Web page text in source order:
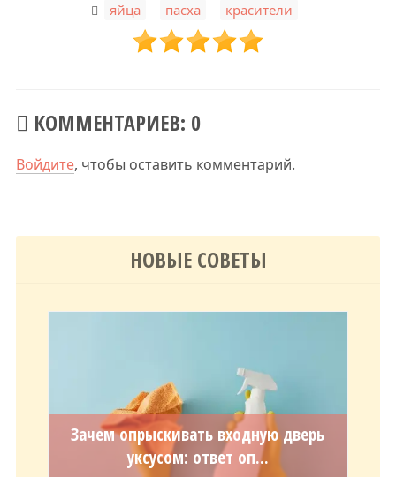
яйца пасха красители
КОММЕНТАРИЕВ: 0
Войдите, чтобы оставить комментарий.
НОВЫЕ СОВЕТЫ
Зачем опрыскивать входную дверь
уксусом: ответ оп...